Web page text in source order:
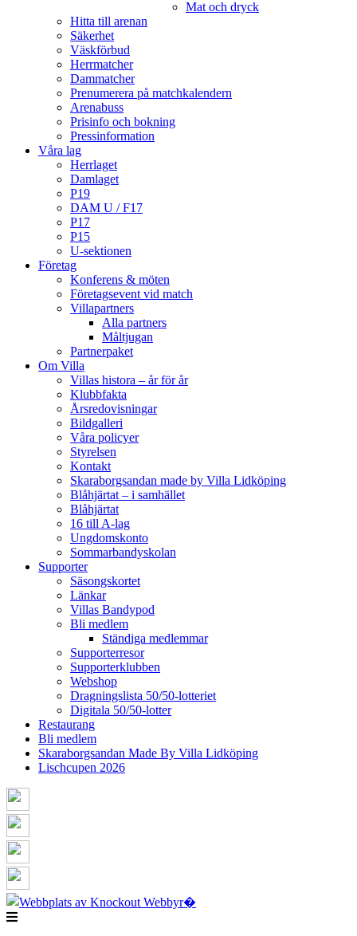
Mat och dryck
Hitta till arenan
Säkerhet
Väskförbud
Herrmatcher
Dammatcher
Prenumerera på matchkalendern
Arenabuss
Prisinfo och bokning
Pressinformation
Våra lag
Herrlaget
Damlaget
P19
DAM U / F17
P17
P15
U-sektionen
Företag
Konferens & möten
Företagsevent vid match
Villapartners
Alla partners
Måltjugan
Partnerpaket
Om Villa
Villas histora – år för år
Klubbfakta
Årsredovisningar
Bildgalleri
Våra policyer
Styrelsen
Kontakt
Skaraborgsandan made by Villa Lidköping
Blåhjärtat – i samhället
Blåhjärtat
16 till A-lag
Ungdomskonto
Sommarbandyskolan
Supporter
Säsongskortet
Länkar
Villas Bandypod
Bli medlem
Ständiga medlemmar
Supporterresor
Supporterklubben
Webshop
Dragningslista 50/50-lotteriet
Digitala 50/50-lotter
Restaurang
Bli medlem
Skaraborgsandan Made By Villa Lidköping
Lischcupen 2026